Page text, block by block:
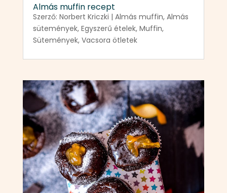
Almás muffin recept
Szerző: Norbert Kriczki | Almás muffin, Almás
sütemények, Egyszerű ételek, Muffin,
Sütemények, Vacsora ötletek